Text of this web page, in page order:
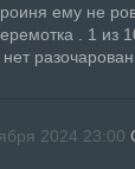
ему не
. 1 из
нет
2024 23:00